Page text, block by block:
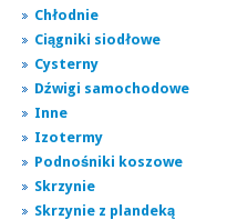
Ogłoszenia turystyka
Ogłoszenia towarzyskie
Regiony
miasta...
Chłodnie
Ciągniki siodłowe
Cysterny
Dźwigi samochodowe
Inne
Izotermy
Podnośniki koszowe
Skrzynie
Skrzynie z plandeką